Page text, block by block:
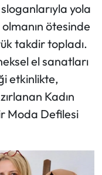
yola
ötesinde
takdir topladı.
el sanatları
etkinlikte,
Kadın
Moda Defilesi